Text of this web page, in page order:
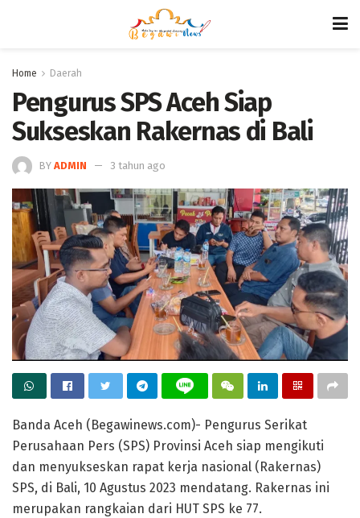
Home Daerah
Pengurus SPS Aceh Siap
Sukseskan Rakernas di Bali
BY ADMIN 3 tahun ago
Banda Aceh (Begawinews.com)- Pengurus Serikat
Perusahaan Pers (SPS) Provinsi Aceh siap mengikuti
dan menyukseskan rapat kerja nasional (Rakernas)
SPS, di Bali, 10 Agustus 2023 mendatang. Rakernas ini
merupakan rangkaian dari HUT SPS ke 77.